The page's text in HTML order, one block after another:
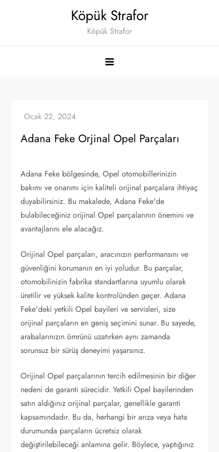
Köpük Strafor
Köpük Strafor
Adana Feke Orjinal Opel Parçaları
Adana Feke bölgesinde, Opel otomobillerinizin
bakımı ve onarımı için kaliteli orijinal parçalara ihtiyaç
duyabilirsiniz. Bu makalede, Adana Feke'de
bulabileceğiniz orijinal Opel parçalarının önemini ve
avantajlarını ele alacağız.
Orijinal Opel parçaları, aracınızın performansını ve
güvenliğini korumanın en iyi yoludur. Bu parçalar,
otomobilinizin fabrika standartlarına uyumlu olarak
üretilir ve yüksek kalite kontrolünden geçer. Adana
Feke'deki yetkili Opel bayileri ve servisleri, size
orijinal parçaların en geniş seçimini sunar. Bu sayede,
arabalarınızın ömrünü uzatırken aynı zamanda
sorunsuz bir sürüş deneyimi yaşarsınız.
Orijinal Opel parçalarının tercih edilmesinin bir diğer
nedeni de garanti sürecidir. Yetkili Opel bayilerinden
satın aldığınız orijinal parçalar, genellikle garanti
kapsamındadır. Bu da, herhangi bir arıza veya hata
durumunda parçaların ücretsiz olarak
değiştirilebileceği anlamına gelir. Böylece, yaptığınız